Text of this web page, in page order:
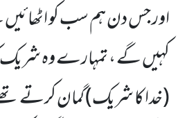
اور جس دن ہم سب کو
کہیں گے ، تمہارے وہ شریک
(خدا کا شریک) گمان کرتے